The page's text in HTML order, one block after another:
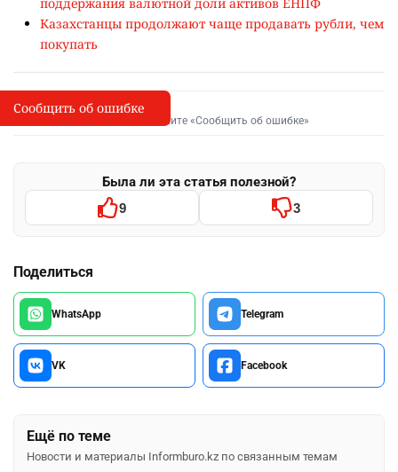
Казахстанцы продолжают чаще продавать рубли, чем
покупать
I
Сообщить об опечатке
Выделите фрагмент и нажмите «Сообщить об ошибке»
Была ли эта статья полезной?
9 3
Поделиться
WhatsApp Telegram
VK Facebook
Ещё по теме
Новости и материалы Informburo.kz по связанным темам
Сообщить об ошибке